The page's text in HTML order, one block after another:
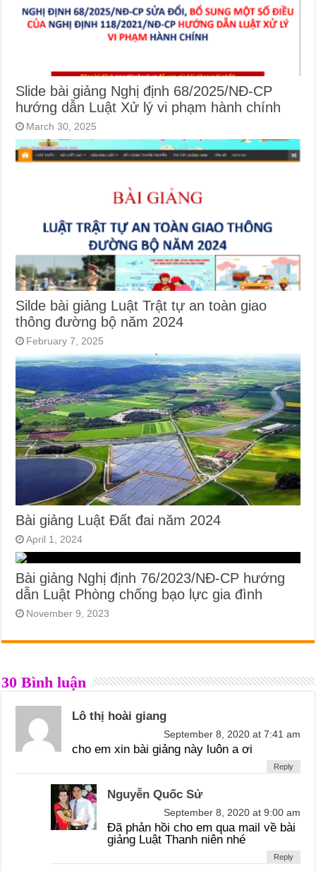
Slide bài giảng Nghị định 68/2025/NĐ-CP
hướng dẫn Luật Xử lý vi phạm hành chính
March 30, 2025
Silde bài giảng Luật Trật tự an toàn giao
thông đường bộ năm 2024
February 7, 2025
Bài giảng Luật Đất đai năm 2024
April 1, 2024
Bài giảng Nghị định 76/2023/NĐ-CP hướng
dẫn Luật Phòng chống bạo lực gia đình
November 9, 2023
30 Bình luận
Lô thị hoài giang
September 8, 2020 at 7:41 am
cho em xin bài giảng này luôn a ơi
Reply
Nguyễn Quốc Sử
September 8, 2020 at 9:00 am
Đã phản hồi cho em qua mail về bài
giảng Luật Thanh niên nhé
Reply